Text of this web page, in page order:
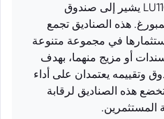
الرمز LU1100907903.EUFUND يشير إلى صندوق
هذه الصناديق تجمع
في مجموعة متنوعة
أو مزيج منهما، بهدف
وتقييمه يعتمدان على أداء
هذه الصناديق لرقابة
المستثمرين.